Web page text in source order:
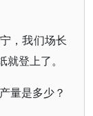
，我们场长
登上了。
量是多少？